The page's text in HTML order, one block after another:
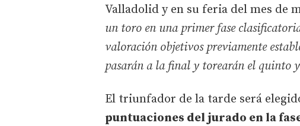
Valladolid y en su feria del mes de
un toro en una primer fase
valoración objetivos previamente
pasarán a la final y torearán el quinto
El triunfador de la tarde será
puntuaciones del jurado en la